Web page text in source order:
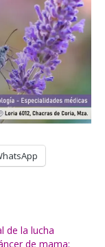
de la lucha
de mama: